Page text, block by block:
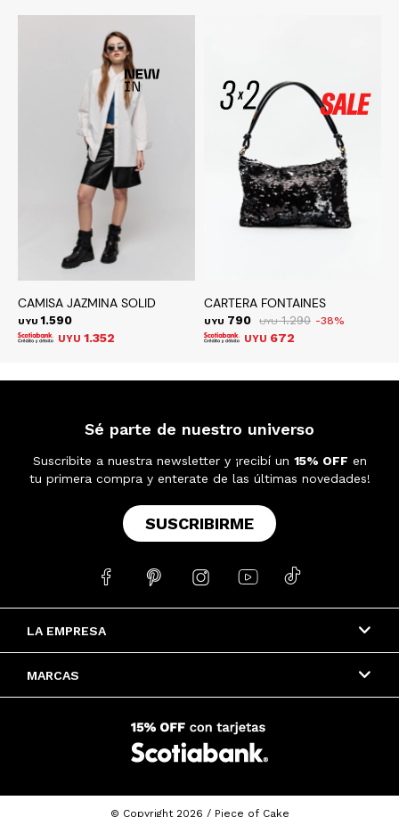
CAMISA JAZMINA SOLID
UYU 1.590
UYU 1.352
CARTERA FONTAINES
UYU 790 UYU 1.290 38
UYU 672
LA EMPRESA
MARCAS
Sé parte de nuestro universo
Suscribite a nuestra newsletter y ¡recibí un 15% OFF en
tu primera compra y enterate de las últimas novedades!
SUSCRIBIRME
    
© Copyright 2026 / Piece of Cake